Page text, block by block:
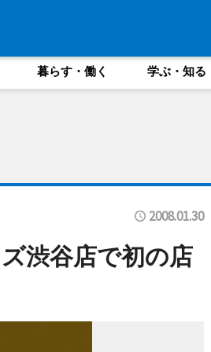
暮らす・働く 学ぶ・知る
2008.01.30
渋谷店で初の店